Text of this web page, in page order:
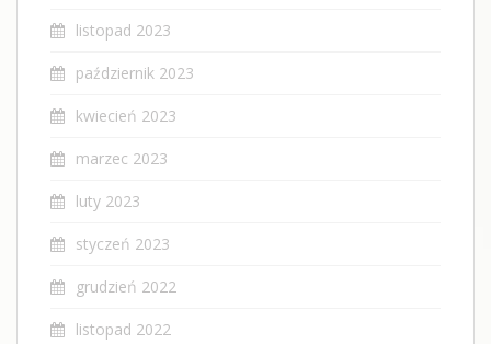
listopad 2023
październik 2023
kwiecień 2023
marzec 2023
luty 2023
styczeń 2023
grudzień 2022
listopad 2022